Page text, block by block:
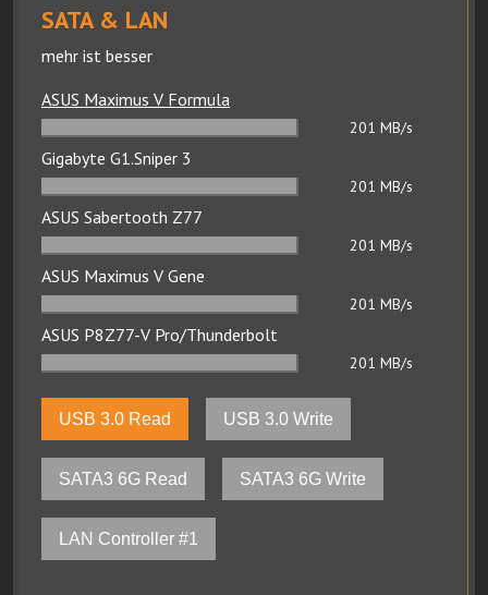
SATA & LAN
mehr ist besser
ASUS Maximus V Formula
201 MB/s
Gigabyte G1.Sniper 3
201 MB/s
ASUS Sabertooth Z77
201 MB/s
ASUS Maximus V Gene
201 MB/s
ASUS P8Z77-V Pro/Thunderbolt
201 MB/s
USB 3.0 Read USB 3.0 Write
SATA3 6G Read SATA3 6G Write
LAN Controller #1